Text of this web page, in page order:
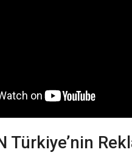
Türkiye’nin